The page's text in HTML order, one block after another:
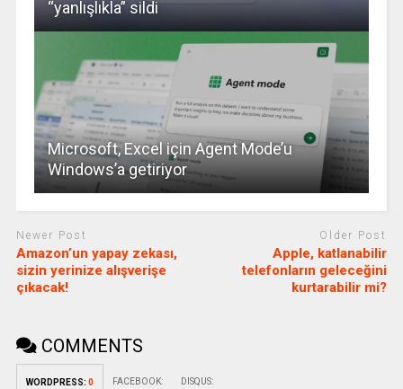
“yanlışlıkla” sildi
Microsoft, Excel için Agent Mode’u
Windows’a getiriyor
Newer Post
Amazon’un yapay zekası,
sizin yerinize alışverişe
çıkacak!
Older Post
Apple, katlanabilir
telefonların geleceğini
kurtarabilir mi?
COMMENTS
WORDPRESS: 0 FACEBOOK: DISQUS: